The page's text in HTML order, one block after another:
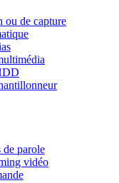
ou de capture
parole
vidéo